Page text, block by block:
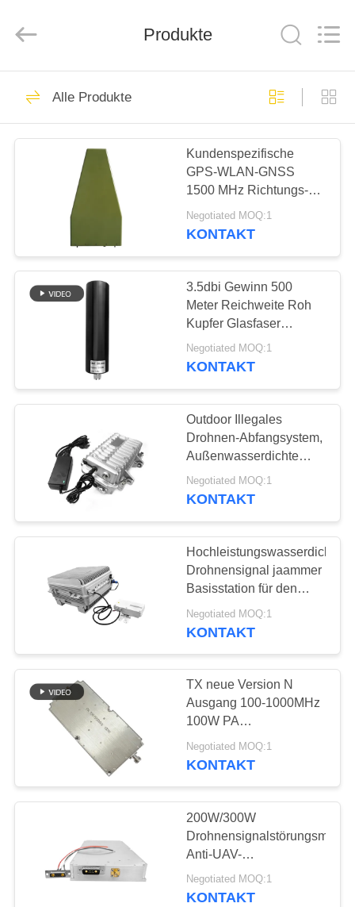
HAUS
PRODUKTE
FABRIK-
AUSFLUG
QUALITÄTSKONTROLLE
TRETEN
SIE
VERBINDUNG
NACHRICHTEN
FORDERN
SIE EIN
ZITAT
SITEMAP
POLICY
Rights
Reserved.
Signalstörmodul
Drohnenstörsender-
Modul
21
FPV-Störmodul
Rf-Endverstärker
36
Breitbandendverstärker
Produkte
Alle Produkte
Kundenspezifische
GPS-WLAN-GNSS
1500 MHz Richtungs-
Logperiodenantenne für
Anti-Drohnen-Jammer
Negotiated MOQ:1
KONTAKT
3.5dbi Gewinn 500
Meter Reichweite Roh
Kupfer Glasfaser
Antenne für Drohnen
Verteidigung
Negotiated MOQ:1
KONTAKT
Outdoor Illegales
Drohnen-Abfangsystem,
Außenwasserdichte
Ausrüstung
Negotiated MOQ:1
KONTAKT
Hochleistungswasserdichtes
Drohnensignal jaammer
Basisstation für den
Gebrauch im Freien
Negotiated MOQ:1
KONTAKT
TX neue Version N
Ausgang 100-1000MHz
100W PA
Leistungsverstärkermodul
Negotiated MOQ:1
KONTAKT
200W/300W
Drohnensignalstörungsmodul
Anti-UAV-
Störungssystemmodul
LDMOS 400‐2900MHz
Negotiated MOQ:1
KONTAKT